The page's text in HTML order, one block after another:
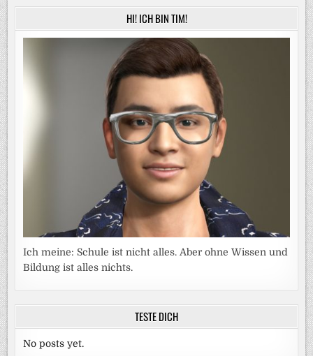
HI! ICH BIN TIM!
Ich meine: Schule ist nicht alles. Aber ohne Wissen und
Bildung ist alles nichts.
TESTE DICH
No posts yet.